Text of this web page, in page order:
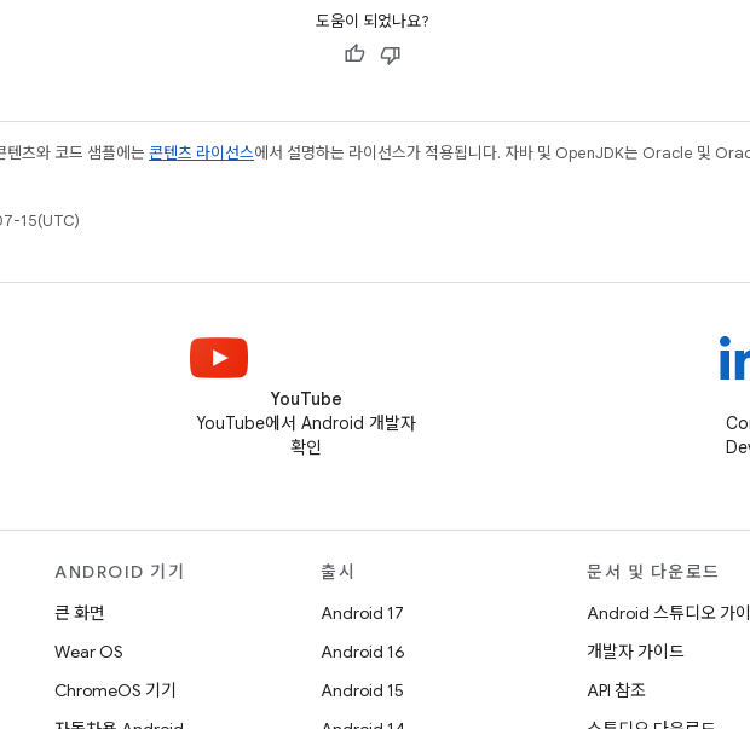
도움이 되었나요?
텐츠와 코드 샘플에는 콘텐츠 라이선스에서 설명하는 라이선스가 적용됩니다. 자바 및 OpenJDK는 Oracle 및
15(UTC)
YouTube
YouTube에서 Android 개발자
확인
ANDROID 기기
큰 화면
Wear OS
ChromeOS 기기
출시
Android 17
Android 16
Android 15
문서 및 다운로드
Android 스튜디오 가
개발자 가이드
API 참조